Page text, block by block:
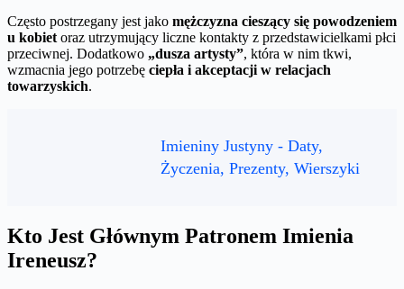
Często postrzegany jest jako mężczyzna cieszący się powodzeniem
u kobiet oraz utrzymujący liczne kontakty z przedstawicielkami płci
przeciwnej. Dodatkowo „dusza artysty”, która w nim tkwi,
wzmacnia jego potrzebę ciepła i akceptacji w relacjach
towarzyskich.
Imieniny Justyny - Daty,
Życzenia, Prezenty, Wierszyki
Kto Jest Głównym Patronem Imienia
Ireneusz?